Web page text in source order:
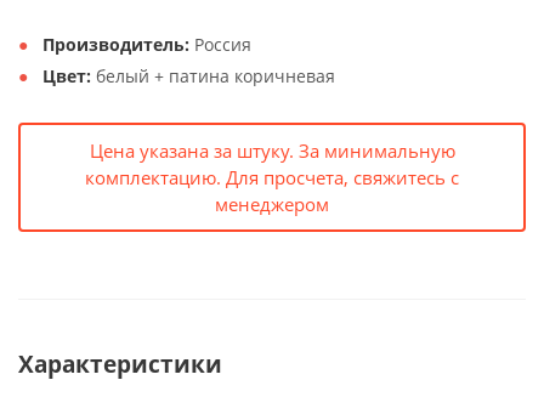
Производитель: Россия
Цвет: белый + патина коричневая
Цена указана за штуку. За минимальную
комплектацию. Для просчета, свяжитесь с
менеджером
Характеристики